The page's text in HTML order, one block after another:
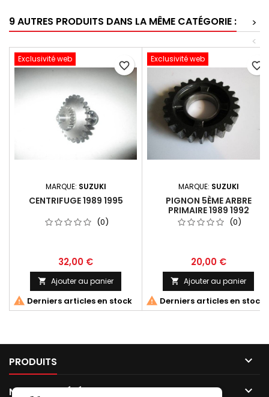
9 AUTRES PRODUITS DANS LA MÊME CATÉGORIE :
>
<
Exclusivité web
MARQUE: SUZUKI
CENTRIFUGE 1989 1995
(0)
32,00 €
 Ajouter au panier
 Derniers articles en stock
favorite_border
Exclusivité web
MARQUE: SUZUKI
PIGNON 5ÈME ARBRE
PRIMAIRE 1989 1992
(0)
20,00 €
 Ajouter au panier
 Derniers articles en stock
favorite_border
PRODUITS 
NOTRE SOCIÉTÉ 